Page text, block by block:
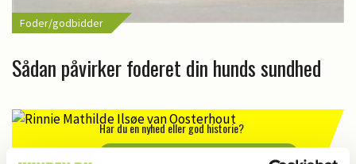
Foder/godbidder
Sådan påvirker foderet din hunds sundhed
Har du en nyhed eller god historie?